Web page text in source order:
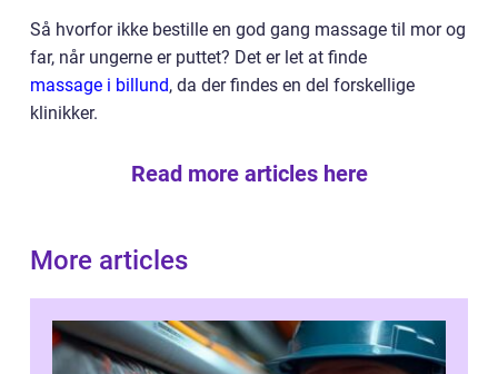
Så hvorfor ikke bestille en god gang massage til mor og
far, når ungerne er puttet? Det er let at finde
massage i billund, da der findes en del forskellige
klinikker.
Read more articles here
More articles